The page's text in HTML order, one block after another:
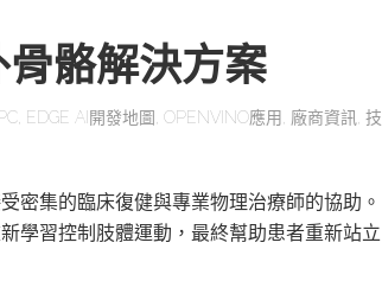
骼解決方案
EDGE AI開發地圖 OPENVINO應用 廠商資訊 技
密集的臨床復健與專業物理治療師的協助。
學習控制肢體運動，最終幫助患者重新站立